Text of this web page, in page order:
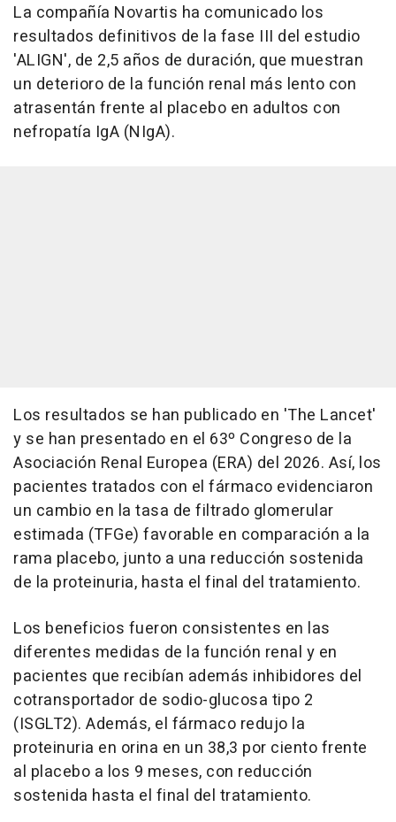
La compañía Novartis ha comunicado los
resultados definitivos de la fase III del estudio
'ALIGN', de 2,5 años de duración, que muestran
un deterioro de la función renal más lento con
atrasentán frente al placebo en adultos con
nefropatía IgA (NIgA).
Los resultados se han publicado en 'The Lancet'
y se han presentado en el 63º Congreso de la
Asociación Renal Europea (ERA) del 2026. Así, los
pacientes tratados con el fármaco evidenciaron
un cambio en la tasa de filtrado glomerular
estimada (TFGe) favorable en comparación a la
rama placebo, junto a una reducción sostenida
de la proteinuria, hasta el final del tratamiento.
Los beneficios fueron consistentes en las
diferentes medidas de la función renal y en
pacientes que recibían además inhibidores del
cotransportador de sodio-glucosa tipo 2
(ISGLT2). Además, el fármaco redujo la
proteinuria en orina en un 38,3 por ciento frente
al placebo a los 9 meses, con reducción
sostenida hasta el final del tratamiento.